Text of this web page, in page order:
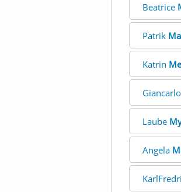
Beatrice
Patrik
Katrin
Giancarlo
Laube
Angela